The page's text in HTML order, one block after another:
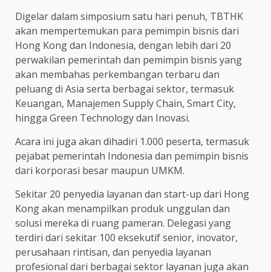
Digelar dalam simposium satu hari penuh, TBTHK
akan mempertemukan para pemimpin bisnis dari
Hong Kong dan Indonesia, dengan lebih dari 20
perwakilan pemerintah dan pemimpin bisnis yang
akan membahas perkembangan terbaru dan
peluang di Asia serta berbagai sektor, termasuk
Keuangan, Manajemen Supply Chain, Smart City,
hingga Green Technology dan Inovasi.
Acara ini juga akan dihadiri 1.000 peserta, termasuk
pejabat pemerintah Indonesia dan pemimpin bisnis
dari korporasi besar maupun UMKM.
Sekitar 20 penyedia layanan dan start-up dari Hong
Kong akan menampilkan produk unggulan dan
solusi mereka di ruang pameran. Delegasi yang
terdiri dari sekitar 100 eksekutif senior, inovator,
perusahaan rintisan, dan penyedia layanan
profesional dari berbagai sektor layanan juga akan